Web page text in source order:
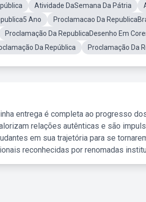
Atividade DaSemana Da Pátria
Ano
Proclamacao Da
Proclamação Da RepublicaDesenho Em
Da República
Proclamação Da
entrega é completa ao progresso
relações autênticas e são
em sua trajetória para se
reconhecidas por renomadas